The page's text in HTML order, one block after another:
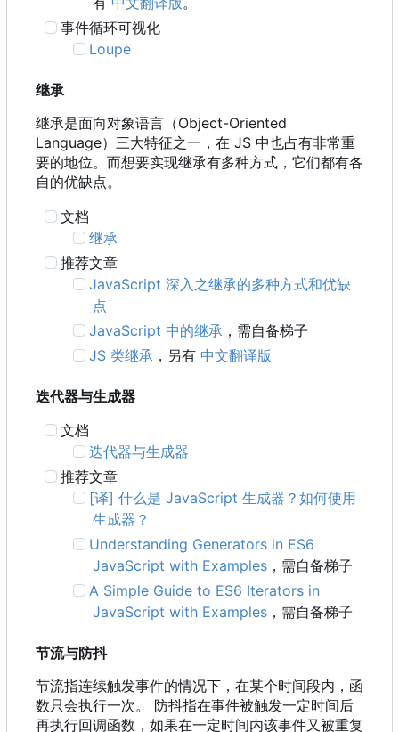
事件循环可视化
Loupe
继承
继承是面向对象语言 （Object-Oriented
Language） 三大特征之一 ， 在 JS 中也占有非常重
要的地位。而想要实现继承有多种方式，它们都有各
自的优缺点。
文档
继承
推荐文章
JavaScript 深入之继承的多种方式和优缺
点
JavaScript 中的继承 ，需自备梯子
JS 类继承 ，另有 中文翻译版
迭代器与生成器
文档
迭代器与生成器
推荐文章
[译] 什么是 JavaScript 生成器？如何使用
生成器？
Understanding Generators in ES6
JavaScript with Examples ，需自备梯子
A Simple Guide to ES6 Iterators in
JavaScript with Examples ，需自备梯子
节流与防抖
节流指连续触发事件的情况下，在某个时间段内，函
数只会执行一次。 防抖指在事件被触发一定时间后
再执行回调函数，如果在一定时间内该事件又被重复